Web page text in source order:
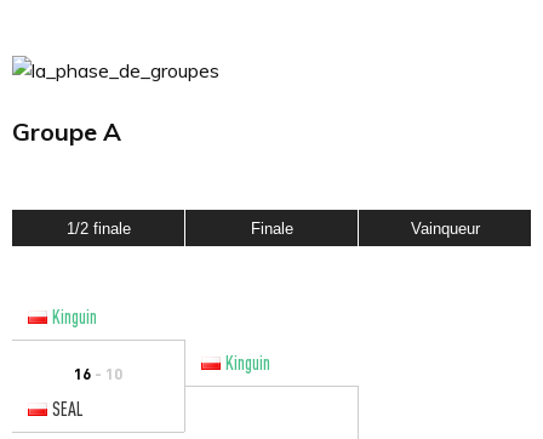
Groupe A
1/2 finale Finale Vainqueur
Kinguin
16 - 10
Kinguin
SEAL